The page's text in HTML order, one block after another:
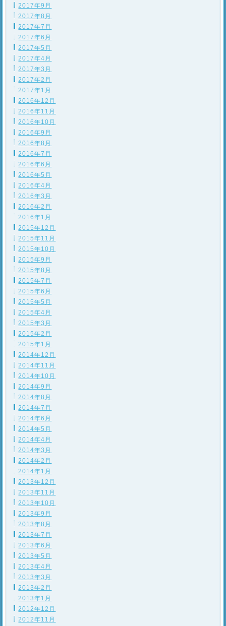
2017年9月
2017年8月
2017年7月
2017年6月
2017年5月
2017年4月
2017年3月
2017年2月
2017年1月
2016年12月
2016年11月
2016年10月
2016年9月
2016年8月
2016年7月
2016年6月
2016年5月
2016年4月
2016年3月
2016年2月
2016年1月
2015年12月
2015年11月
2015年10月
2015年9月
2015年8月
2015年7月
2015年6月
2015年5月
2015年4月
2015年3月
2015年2月
2015年1月
2014年12月
2014年11月
2014年10月
2014年9月
2014年8月
2014年7月
2014年6月
2014年5月
2014年4月
2014年3月
2014年2月
2014年1月
2013年12月
2013年11月
2013年10月
2013年9月
2013年8月
2013年7月
2013年6月
2013年5月
2013年4月
2013年3月
2013年2月
2013年1月
2012年12月
2012年11月